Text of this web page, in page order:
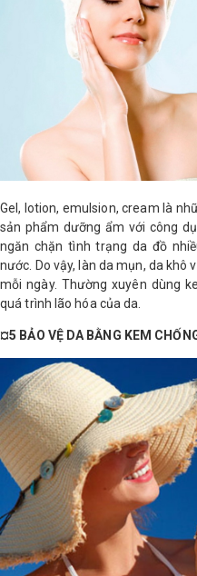
Gel, lotion, emulsion, cream là
sản phẩm dưỡng ẩm với công
ngăn chặn tình trạng da đồ
nước. Do vậy, làn da mụn, da
mỗi ngày. Thường xuyên dùng
quá trình lão hóa của da.
¤5 BẢO VỆ DA BẰNG KEM